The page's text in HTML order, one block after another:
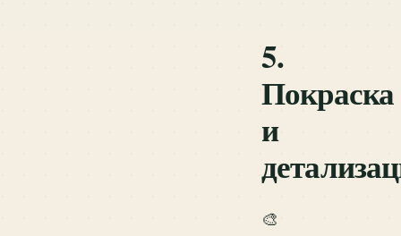
5.
Покраска
и
🎨